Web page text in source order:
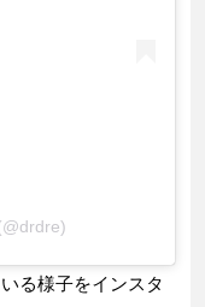
る様子をインスタ